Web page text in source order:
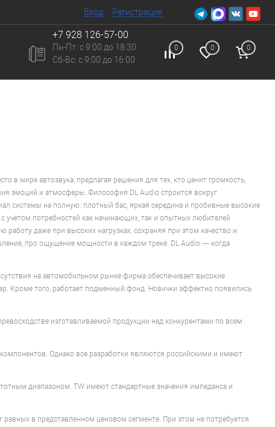
Вход Регистрация
+7 928 126-57-00
Пн-Пт: с 9:00 до 18:30
Сб-Вc: с 9:00 до 16:00
0 0 0
в мире автозвука, предлагая решения для тех, кто ценит громкость,
эмоций и атмосферы. Философия DL Audio строится вокруг
системы на полную: плотный бас, яркая середина и пробивные высокие
учётом потребностей как начинающих, так и опытных любителей
работу даже при высоких нагрузках, сохраняя при этом качество и
про ощущение мощности в каждом треке. DL Audio — когда
на автомобильном рынке фирма обеспечивает высокие
Кроме того, работает подменный фонд. Новички эффектно появились
изготавливаемой продукции над конкурентами по всем
Однако все разработки являются российскими и имеют
диапазоном. TW имеют стандартные значения импеданса и
в представленном ценовом сегменте. При этом не потребуется